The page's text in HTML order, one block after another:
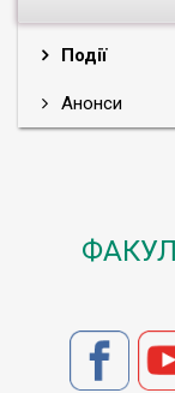
Події
Анонси